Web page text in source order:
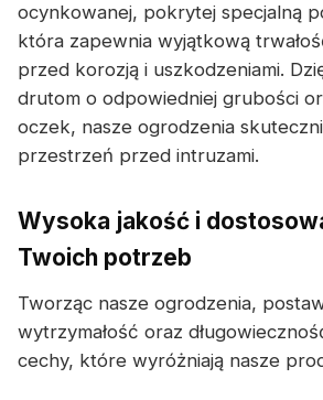
ocynkowanej, pokrytej specjalną
która zapewnia wyjątkową
przed korozją i uszkodzeniami.
drutom o odpowiedniej grubości
oczek, nasze ogrodzenia
przestrzeń przed intruzami.
Wysoka jakość i
Twoich potrzeb
Tworząc nasze ogrodzenia,
wytrzymałość oraz
cechy, które wyróżniają nasze